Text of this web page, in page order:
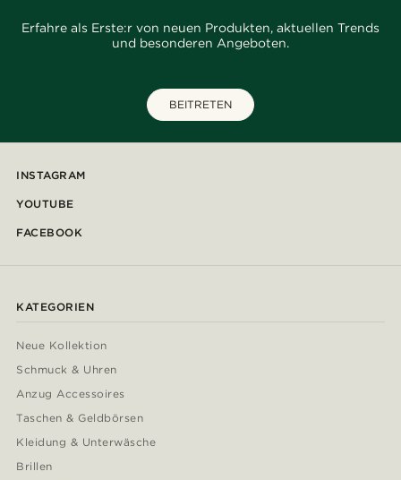
Erfahre als Erste:r von neuen Produkten, aktuellen Trends
und besonderen Angeboten.
BEITRETEN
INSTAGRAM
YOUTUBE
FACEBOOK
KATEGORIEN
Neue Kollektion
Schmuck & Uhren
Anzug Accessoires
Taschen & Geldbörsen
Kleidung & Unterwäsche
Brillen